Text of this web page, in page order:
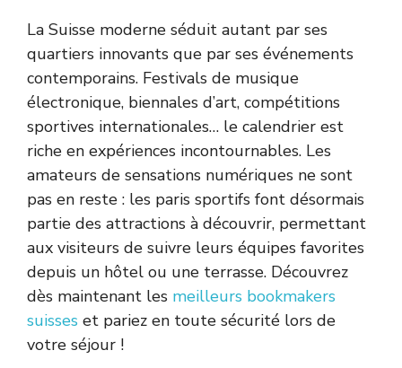
La Suisse moderne séduit autant par ses
quartiers innovants que par ses événements
contemporains. Festivals de musique
électronique, biennales d’art, compétitions
sportives internationales… le calendrier est
riche en expériences incontournables. Les
amateurs de sensations numériques ne sont
pas en reste : les paris sportifs font désormais
partie des attractions à découvrir, permettant
aux visiteurs de suivre leurs équipes favorites
depuis un hôtel ou une terrasse. Découvrez
dès maintenant les meilleurs bookmakers
suisses et pariez en toute sécurité lors de
votre séjour !